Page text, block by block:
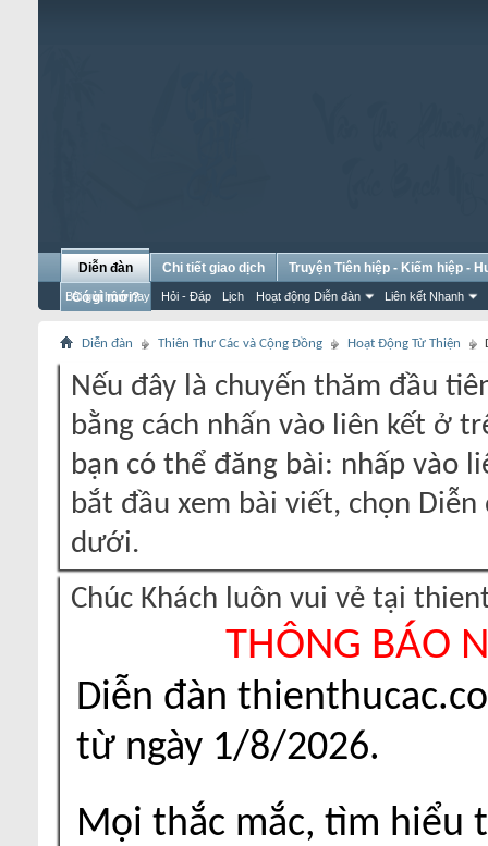
Diễn đàn
Bài gửi hôm nay Hỏi - Đáp Lịch Hoạt động Diễn đàn Liên kết Nhanh
Chi tiết giao dịch
Truyện Tiên hiệp - Kiếm hiệp -
Có gì mới?
Diễn đàn Thiên Thư Các và Cộng Đồng Hoạt Động Từ Thiện
Nếu đây là chuyến thăm đầu
bằng cách nhấn vào liên kết ở
bạn có thể đăng bài: nhấp vào
bắt đầu xem bài viết, chọn
dưới.
Chúc Khách luôn vui vẻ tại
THÔNG BÁO
Diễn đàn
từ ngày 1/8/2026.
Mọi thắc mắc, tìm hiểu